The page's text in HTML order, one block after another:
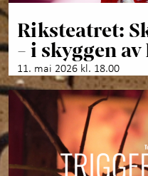
Riksteatret:
- i skyggen av
11. mai 2026 kl. 18.00